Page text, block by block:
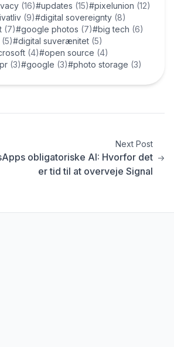
(16)#updates (15)#pixelunion (12)
(9)#digital sovereignty (8)
(7)#google photos (7)#big tech (6)
(5)#digital suverænitet (5)
(4)#open source (4)
(3)#google (3)#photo storage (3)
Next Post
obligatoriske AI: Hvorfor det
er tid til at overveje Signal